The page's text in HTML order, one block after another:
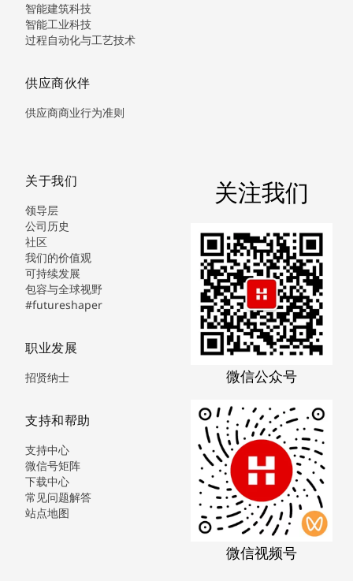
智能建筑科技
智能工业科技
过程自动化与工艺技术
供应商伙伴
供应商商业行为准则
关于我们
领导层
公司历史
社区
我们的价值观
可持续发展
包容与全球视野
#futureshaper
职业发展
招贤纳士
支持和帮助
支持中心
微信号矩阵
下载中心
常见问题解答
站点地图
关注我们
微信公众号
微信视频号